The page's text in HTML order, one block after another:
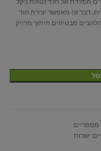
דבר זה מאפשר יצירת חוד
מבטיחים חיתוך מדויק
מספריים
ישרות